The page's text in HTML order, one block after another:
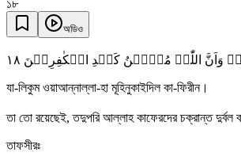
১৮
অডিও
وَاَنَّ اللّٰہَ مُوۡہِنُ کَیۡدِ الۡکٰفِرِیۡنَ ١٨
যা-লিকুম ওয়াআন্নাল্লা-হা মূহিনুকাইদিল কা-ফিরীন।
তা তো রয়েছেই, তদুপরি আল্লাহ কাফেরদের চক্রান্ত দুর্বল
তাফসীরঃ